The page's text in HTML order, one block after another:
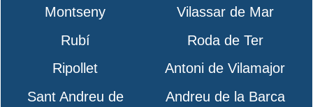
Montseny
Vilassar de Mar
Rubí
Roda de Ter
Ripollet
Antoni de Vilamajor
Sant Andreu de
Andreu de la Barca